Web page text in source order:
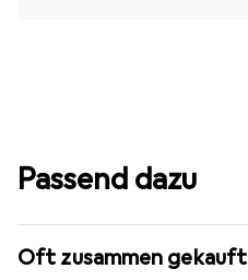
Passend dazu
Oft zusammen gekauft